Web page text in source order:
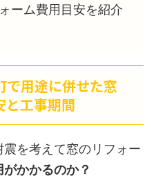
ーム費用目安を紹介
で用途に併せた窓
と工事期間
を考えて窓のリフォー
かかるのか？